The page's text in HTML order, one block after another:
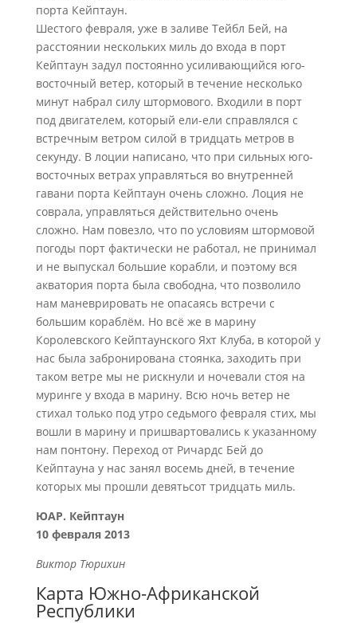
порта Кейптаун.
Шестого февраля, уже в заливе Тейбл Бей, на
расстоянии нескольких миль до входа в порт
Кейптаун задул постоянно усиливающийся юго-
восточный ветер, который в течение несколько
минут набрал силу штормового. Входили в порт
под двигателем, который ели-ели справлялся с
встречным ветром силой в тридцать метров в
секунду. В лоции написано, что при сильных юго-
восточных ветрах управляться во внутренней
гавани порта Кейптаун очень сложно. Лоция не
соврала, управляться действительно очень
сложно. Нам повезло, что по условиям штормовой
погоды порт фактически не работал, не принимал
и не выпускал большие корабли, и поэтому вся
акватория порта была свободна, что позволило
нам маневрировать не опасаясь встречи с
большим кораблём. Но всё же в марину
Королевского Кейптаунского Яхт Клуба, в которой у
нас была забронирована стоянка, заходить при
таком ветре мы не рискнули и ночевали стоя на
муринге у входа в марину. Всю ночь ветер не
стихал только под утро седьмого февраля стих, мы
вошли в марину и пришвартовались к указанному
нам понтону. Переход от Ричардс Бей до
Кейптауна у нас занял восемь дней, в течение
которых мы прошли девятьсот тридцать миль.
ЮАР. Кейптаун
10 февраля 2013
Виктор Тюрихин
Карта Южно-Африканской
Республики